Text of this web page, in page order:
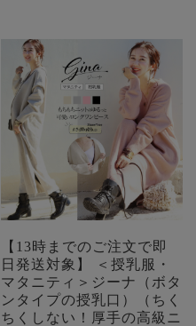
【13時までのご注文で即
日発送対象】 ＜授乳服・
マタニティ＞ジーナ（ボタ
ンタイプの授乳口）（ちく
ちくしない！厚手の高級ニ